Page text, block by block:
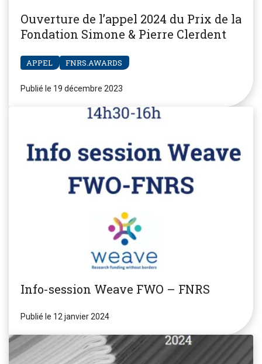
Ouverture de l’appel 2024 du Prix de la
Fondation Simone & Pierre Clerdent
APPEL FNRS.AWARDS
Publié le 19 décembre 2023
Info-session Weave FWO – FNRS
Publié le 12 janvier 2024